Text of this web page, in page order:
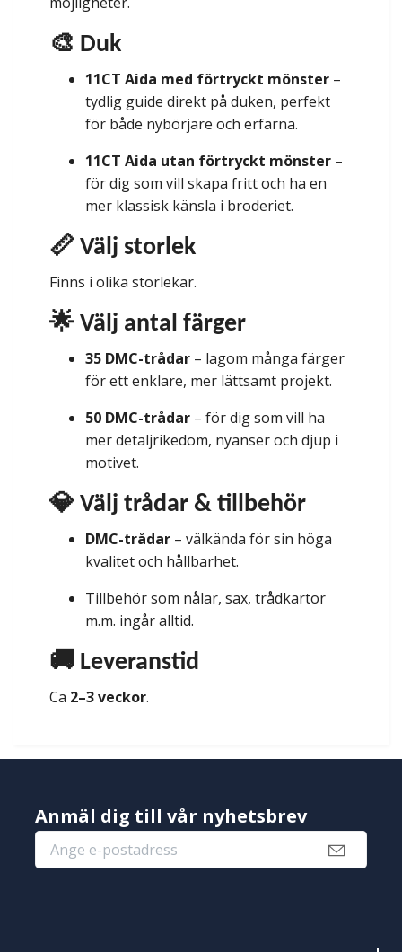
🎨 Duk
11CT Aida med förtryckt mönster –
tydlig guide direkt på duken, perfekt
för både nybörjare och erfarna.
11CT Aida utan förtryckt mönster –
för dig som vill skapa fritt och ha en
mer klassisk känsla i broderiet.
📏 Välj storlek
Finns i olika storlekar.
🌟 Välj antal färger
35 DMC-trådar – lagom många färger
för ett enklare, mer lättsamt projekt.
50 DMC-trådar – för dig som vill ha
mer detaljrikedom, nyanser och djup i
motivet.
💎 Välj trådar & tillbehör
DMC-trådar – välkända för sin höga
kvalitet och hållbarhet.
Tillbehör som nålar, sax, trådkartor
m.m. ingår alltid.
🚚 Leveranstid
Ca 2–3 veckor.
Anmäl dig till vår nyhetsbrev